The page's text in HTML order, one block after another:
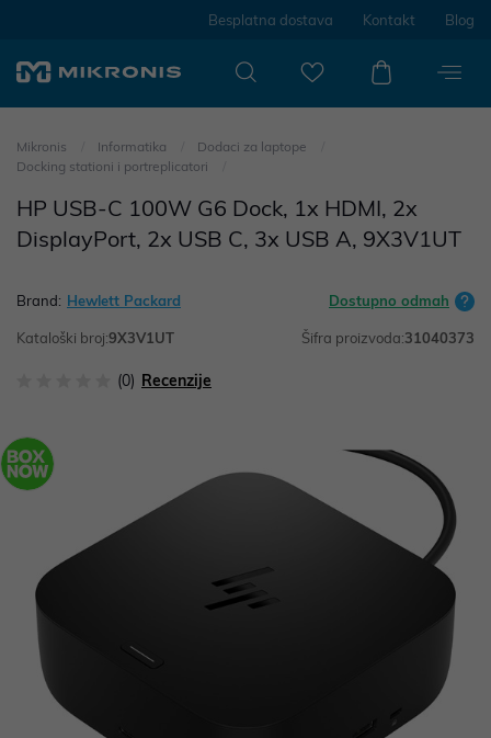
Besplatna dostava Kontakt Blog
Mikronis Informatika
Dodaci za laptope
Docking stationi i portreplicatori
HP USB-C 100W G6 Dock, 1x HDMI, 2x
DisplayPort, 2x USB C, 3x USB A, 9X3V1UT
Brand: Hewlett Packard Dostupno odmah
Kataloški broj:9X3V1UT Šifra proizvoda:31040373
(0) Recenzije